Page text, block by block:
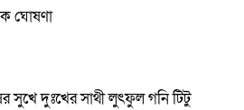
ঘোষণা
সুখে দুঃখের সাথী লুৎফুল গনি টিটু